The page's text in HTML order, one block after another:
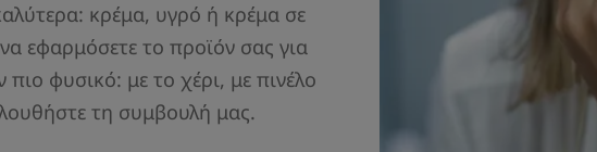
κρέμα, υγρό ή κρέμα σε
εφαρμόσετε το προϊόν σας για
πιο φυσικό: με το χέρι, με πινέλο
τη συμβουλή μας.